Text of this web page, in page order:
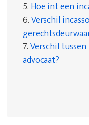
5. Hoe int een
6.Verschil
7.Verschil
advocaat?